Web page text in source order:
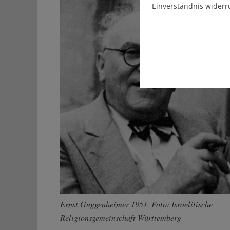
Ernst Guggenheimer 1951. Foto: Israelitische
Religionsgemeinschaft Württemberg
Einverständnis